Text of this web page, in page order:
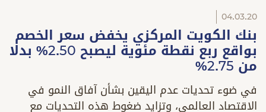
04.03.20
بنك الكويت المركزي يخفض سعر الخصم
بواقع ربع نقطة مئوية ليصبح 2.50% بدلا
من 2.75%
في ضوء تحديات عدم اليقين بشأن آفاق النمو في
الاقتصاد العالمي، وتزايد ضغوط هذه التحديات مع